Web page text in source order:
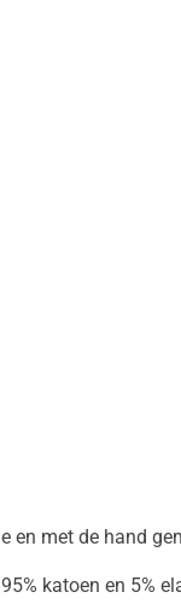
en met de hand
katoen en 5%